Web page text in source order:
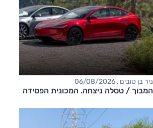
ניר בן טובים , 06/08/2026
המבוך / טסלה ניצחה. המכונית הפסידה